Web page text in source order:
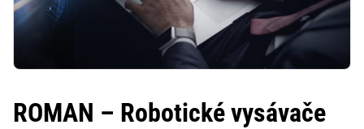
ROMAN – Robotické vysávače